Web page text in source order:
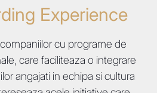
Experience
cu programe de
care faciliteaza o integrare
angajati in echipa si cultura